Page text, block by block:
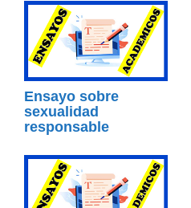
Ensayo sobre
sexualidad
responsable